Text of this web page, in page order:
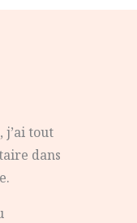
tout
dans